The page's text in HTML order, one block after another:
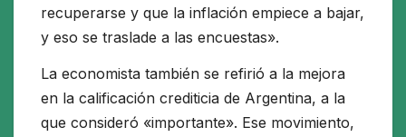
recuperarse y que la inflación empiece a bajar,
y eso se traslade a las encuestas».
La economista también se refirió a la mejora
en la calificación crediticia de Argentina, a la
que consideró «importante». Ese movimiento,